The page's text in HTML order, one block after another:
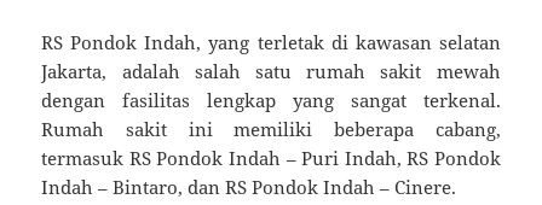
RS Pondok Indah, yang terletak di kawasan selatan
Jakarta, adalah salah satu rumah sakit mewah
dengan fasilitas lengkap yang sangat terkenal.
Rumah sakit ini memiliki beberapa cabang,
termasuk RS Pondok Indah – Puri Indah, RS Pondok
Indah – Bintaro, dan RS Pondok Indah – Cinere.